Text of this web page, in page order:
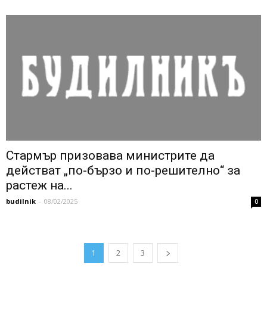
Стармър призовава министрите да
действат „по-бързо и по-решително“ за
растеж на...
budilnik - 08/02/2025 0
1 2 3